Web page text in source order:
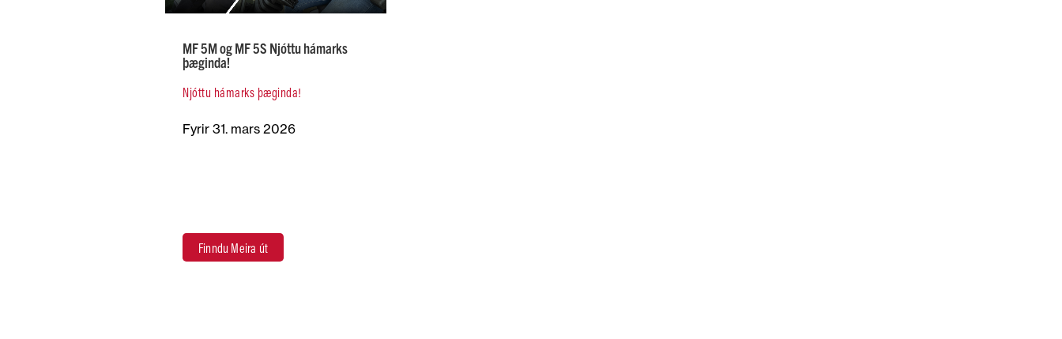
MF 5M og MF 5S Njóttu hámarks
þæginda!
Njóttu hámarks þæginda!
Fyrir 31. mars 2026
Finndu Meira út